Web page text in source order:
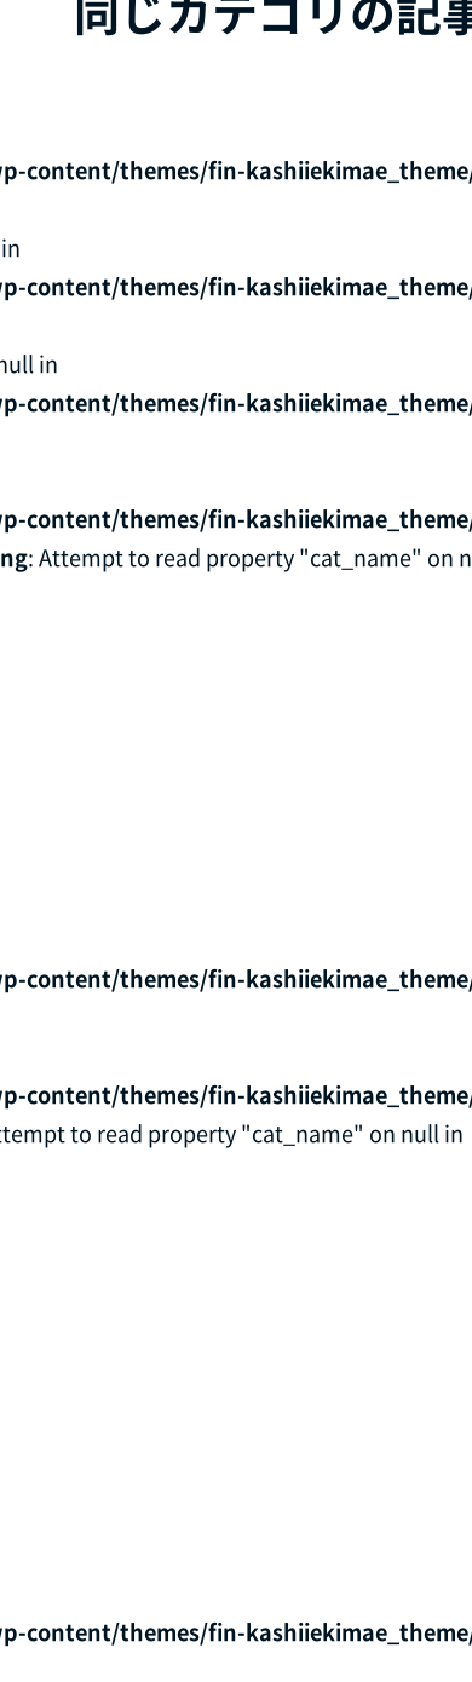
content/themes/fin-
content/themes/fin-
in
content/themes/fin-
content/themes/fin-
: Attempt to read property "cat_name" on
content/themes/fin-
content/themes/fin-
to read property "cat_name" on null in
content/themes/fin-